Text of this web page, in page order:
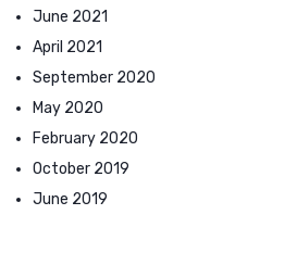
June 2021
April 2021
September 2020
May 2020
February 2020
October 2019
June 2019